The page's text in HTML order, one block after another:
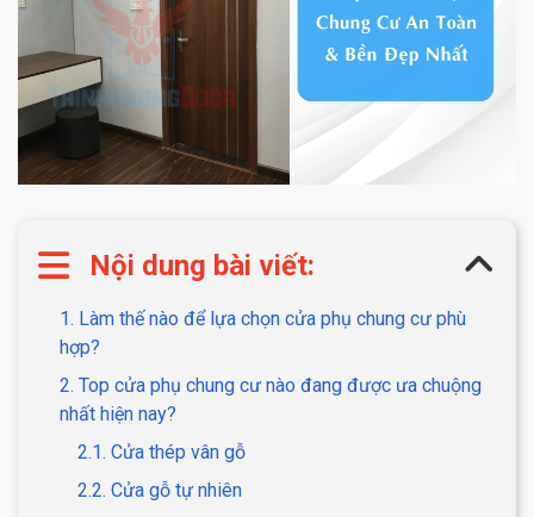
Nội dung bài viết:
1. Làm thế nào để lựa chọn cửa phụ chung cư phù
hợp?
2. Top cửa phụ chung cư nào đang được ưa chuộng
nhất hiện nay?
2.1. Cửa thép vân gỗ
2.2. Cửa gỗ tự nhiên